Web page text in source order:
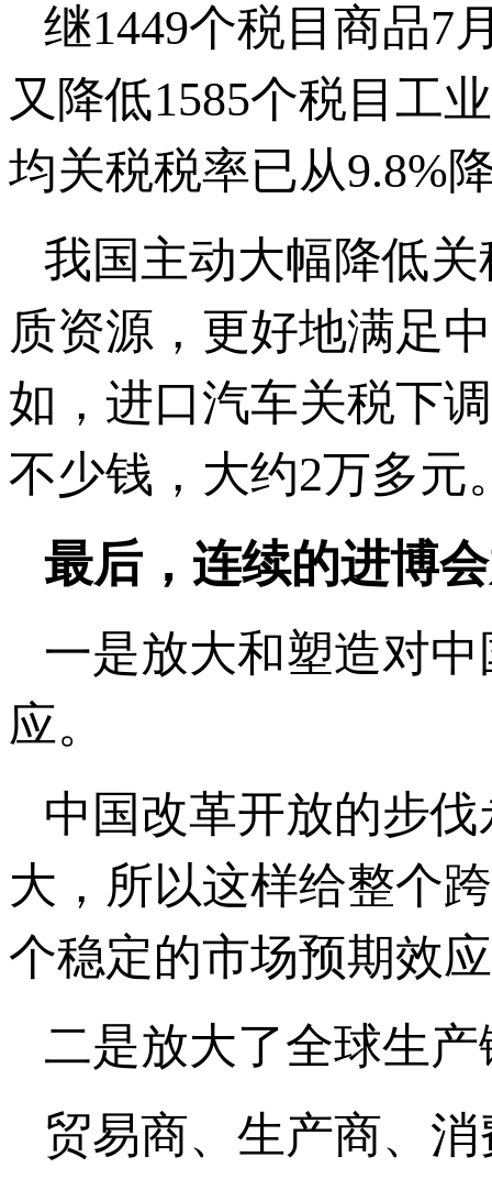
继1449个税目商品7
又降低1585个税目工
均关税税率已从9.8%
我国主动大幅降低
质资源，更好地满足
如，进口汽车关税下
不少钱，大约2万多元
最后，连续的进博
一是放大和塑造对
应。
中国改革开放的步
大，所以这样给整个
个稳定的市场预期效
二是放大了全球生
贸易商、生产商、